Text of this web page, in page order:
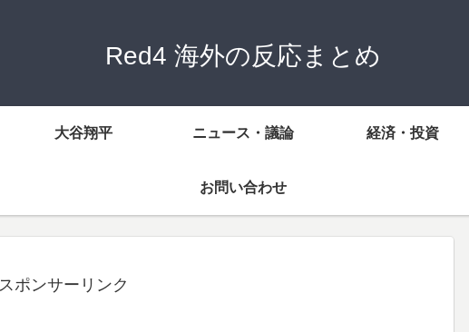
Red4 海外の反応まとめ
大谷翔平 ニュース・議論 経済・投資
お問い合わせ
スポンサーリンク